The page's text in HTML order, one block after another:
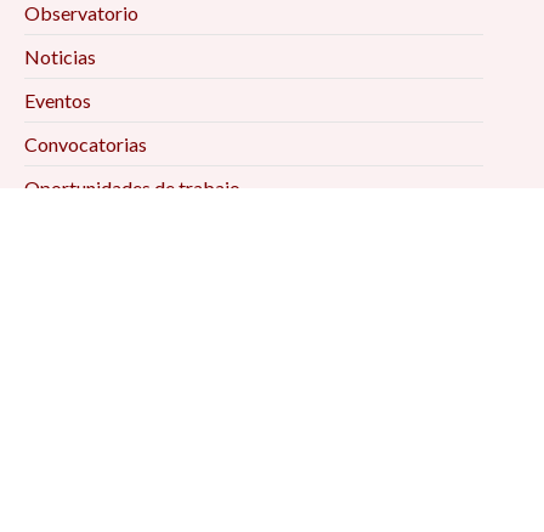
Observatorio
Noticias
Eventos
Convocatorias
Oportunidades de trabajo